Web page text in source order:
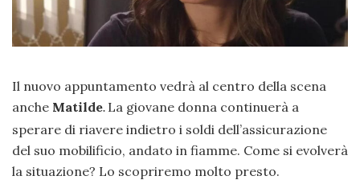
Il nuovo appuntamento vedrà al centro della scena
anche Matilde. La giovane donna continuerà a
sperare di riavere indietro i soldi dell’assicurazione
del suo mobilificio, andato in fiamme. Come si evolverà
la situazione? Lo scopriremo molto presto.